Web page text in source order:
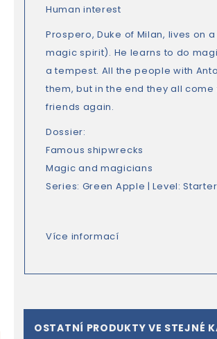
Human interest
Prospero, Duke of Milan, lives on
magic spirit). He learns to do
a tempest. All the people with
them, but in the end they all
friends again.
Dossier:
Famous shipwrecks
Magic and magicians
Series: Green Apple | Level:
Více informací
OSTATNÍ PRODUKTY VE STEJNÉ